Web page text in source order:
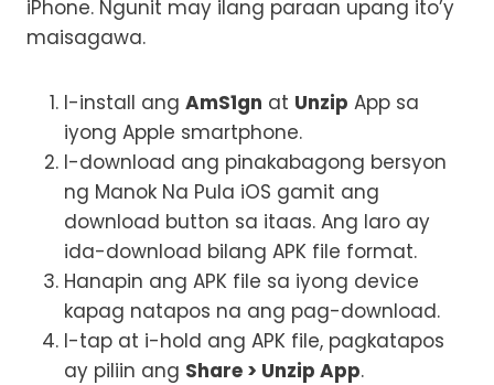
iPhone. Ngunit may ilang paraan upang ito’y
maisagawa.
I-install ang AmS1gn at Unzip App sa
iyong Apple smartphone.
I-download ang pinakabagong bersyon
ng Manok Na Pula iOS gamit ang
download button sa itaas. Ang laro ay
ida-download bilang APK file format.
Hanapin ang APK file sa iyong device
kapag natapos na ang pag-download.
I-tap at i-hold ang APK file, pagkatapos
ay piliin ang Share > Unzip App.